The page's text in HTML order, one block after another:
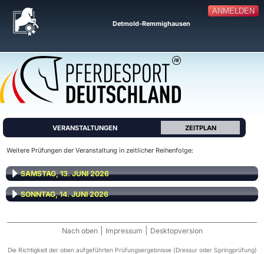
ANMELDEN
Detmold-Remmighausen
VERANSTALTUNGEN ZEITPLAN
Weitere Prüfungen der Veranstaltung in zeitlicher Reihenfolge:
SAMSTAG, 13. JUNI 2026
SONNTAG, 14. JUNI 2026
Nach oben Impressum Desktopversion
Die Richtigkeit der oben aufgeführten Prüfungsergebnisse (Dressur oder Springprüfung)